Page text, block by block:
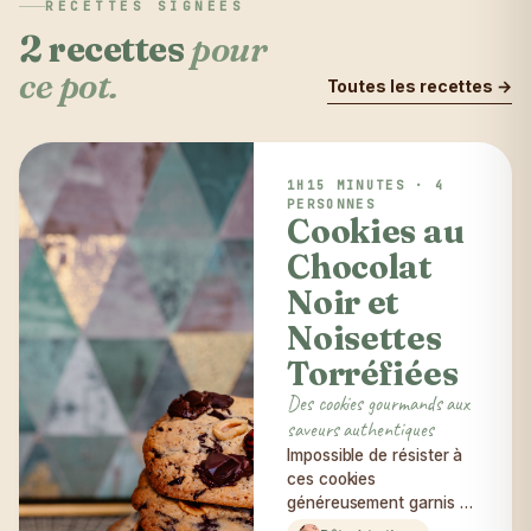
RECETTES SIGNÉES
2 recettespour
ce pot.
Toutes les recettes →
1H15 MINUTES · 4
PERSONNES
Cookies au
Chocolat
Noir et
Noisettes
Torréfiées
Des cookies gourmands aux
saveurs authentiques
Impossible de résister à
ces cookies
généreusement garnis de
chocolat noir et de